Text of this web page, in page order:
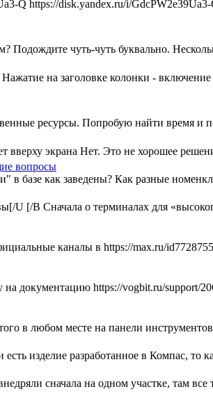
Q https://disk.yandex.ru/i/
Подождите чуть-чуть буквально.
на заголовке колонки -
ресурсы. Попробую найти время и
вверху экрана Нет. Это не хорошее
вопросы
в базе как заведены? Как разные
[/B Сначала о терминалах для
каналы в https://max.ru/
документацию https://vogbit.ru/support/
в любом месте на панели
изделие разработанное в Компас, то
сначала на одном участке, там все